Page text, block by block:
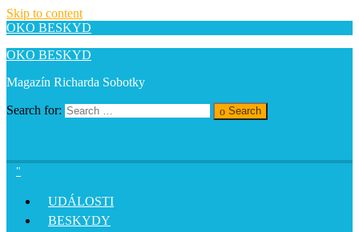
Skip to content
OKO BESKYD
OKO BESKYD
Magazín Richarda Sobotky
Search for: Search
UDÁLOSTI
BESKYDY